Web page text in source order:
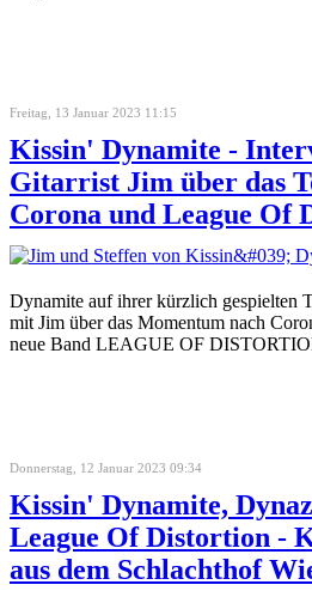
Freitag, 13 Januar 2023 11:15
Kissin' Dynamite -
Gitarrist Jim über das
Corona und League Of
Dynamite auf ihrer kürzlich gespielten
mit Jim über das Momentum nach
neue Band LEAGUE OF
Donnerstag, 12 Januar 2023 09:34
Kissin' Dynamite,
League Of Distortion -
aus dem Schlachthof